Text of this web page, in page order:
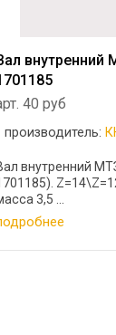
внутренний
40 руб
производитель:
внутренний
3,5 ...